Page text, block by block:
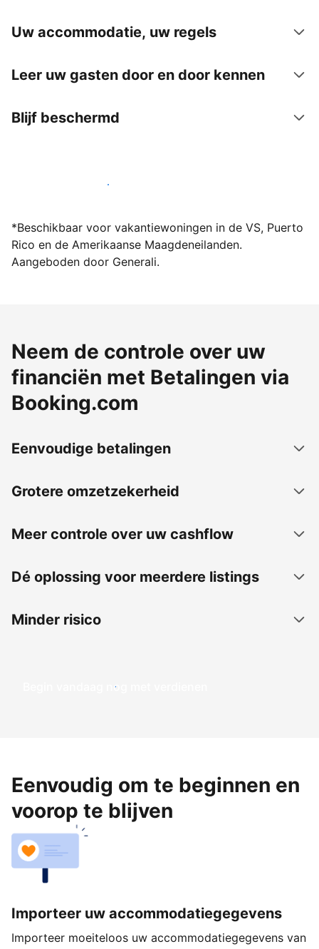
Uw accommodatie, uw regels
Leer uw gasten door en door kennen
Blijf beschermd
Word vandaag nog host bij ons
*Beschikbaar voor vakantiewoningen in de VS, Puerto
Rico en de Amerikaanse Maagdeneilanden.
Aangeboden door Generali.
Neem de controle over uw
financiën met Betalingen via
Booking.com
Eenvoudige betalingen
Grotere omzetzekerheid
Meer controle over uw cashflow
Dé oplossing voor meerdere listings
Minder risico
Begin vandaag nog met verdienen
Eenvoudig om te beginnen en
voorop te blijven
Importeer uw accommodatiegegevens
Importeer moeiteloos uw accommodatiegegevens van